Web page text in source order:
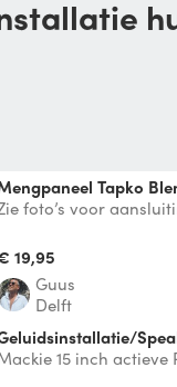
Mengpaneel Tapko
foto’s voor
alle
19,95
Guus
Delft
Geluidsinstallatie/
15 inch actieve